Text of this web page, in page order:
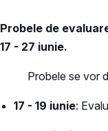
Probele de
17 - 27 iunie.
Probele se vor
17 - 19 iunie: